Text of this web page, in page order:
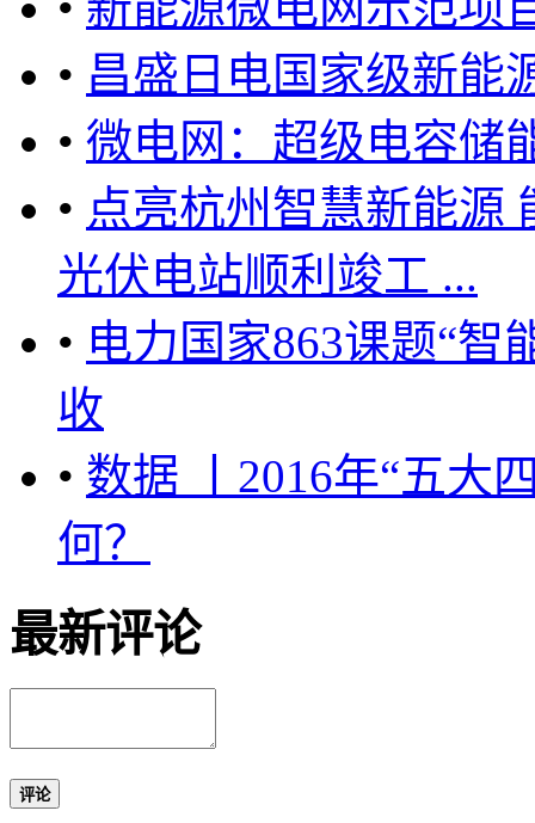
• 昌盛日电国家级新能
• 微电网：超级电容储
• 点亮杭州智慧新能源
光伏电站顺利竣工 ...
• 电力国家863课题“智
收
• 数据 丨2016年“五大
何？
最新评论
评论